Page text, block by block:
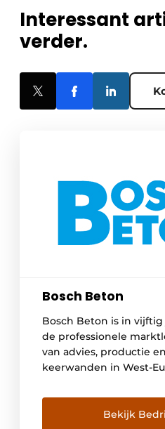
Interessant
verder.
Bosch Beton
Bosch Beton is in
de professionele
van advies, productie
keerwanden in West-
productverbetering,
voorraad enBekijk